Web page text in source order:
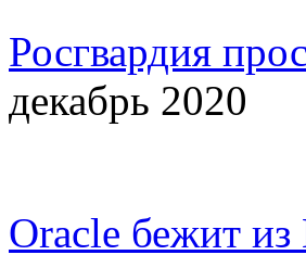
Росгвардия
декабрь 2020
Oracle бежит